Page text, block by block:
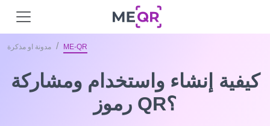
ME-QR مدونة او مذكرة
كيفية إنشاء واستخدام ومشاركة
رموز QR؟